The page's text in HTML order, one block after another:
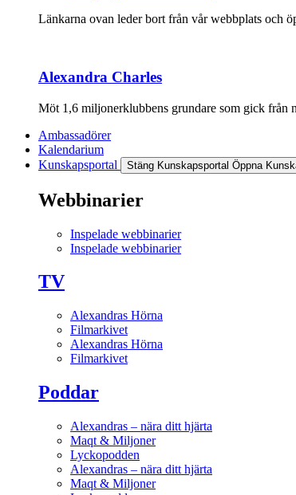
Länkarna ovan leder bort från vår webbplats och
Alexandra Charles
Möt 1,6 miljonerklubbens grundare som gick
Ambassadörer
Kalendarium
Kunskapsportal
Stäng Kunskapsportal Öppna
Webbinarier
Inspelade webbinarier
Inspelade webbinarier
TV
Alexandras Hörna
Filmarkivet
Alexandras Hörna
Filmarkivet
Poddar
Alexandras – nära ditt hjärta
Maqt & Miljoner
Lyckopodden
Alexandras – nära ditt hjärta
Maqt & Miljoner